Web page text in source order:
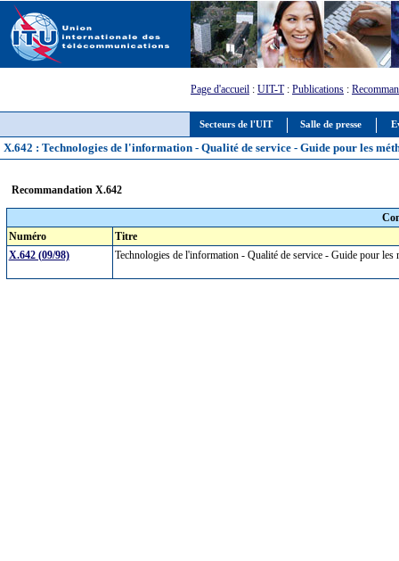
Secteurs de l'UIT Salle de presse
Page d'accueil : UIT-T: Publications :
X.642 : Technologies de l'information - Qualité de service - Guide pour les
Recommandation X.642
Numéro
Titre
X.642 (09/98)
Technologies de l'information - Qualité de service - Guide pour les